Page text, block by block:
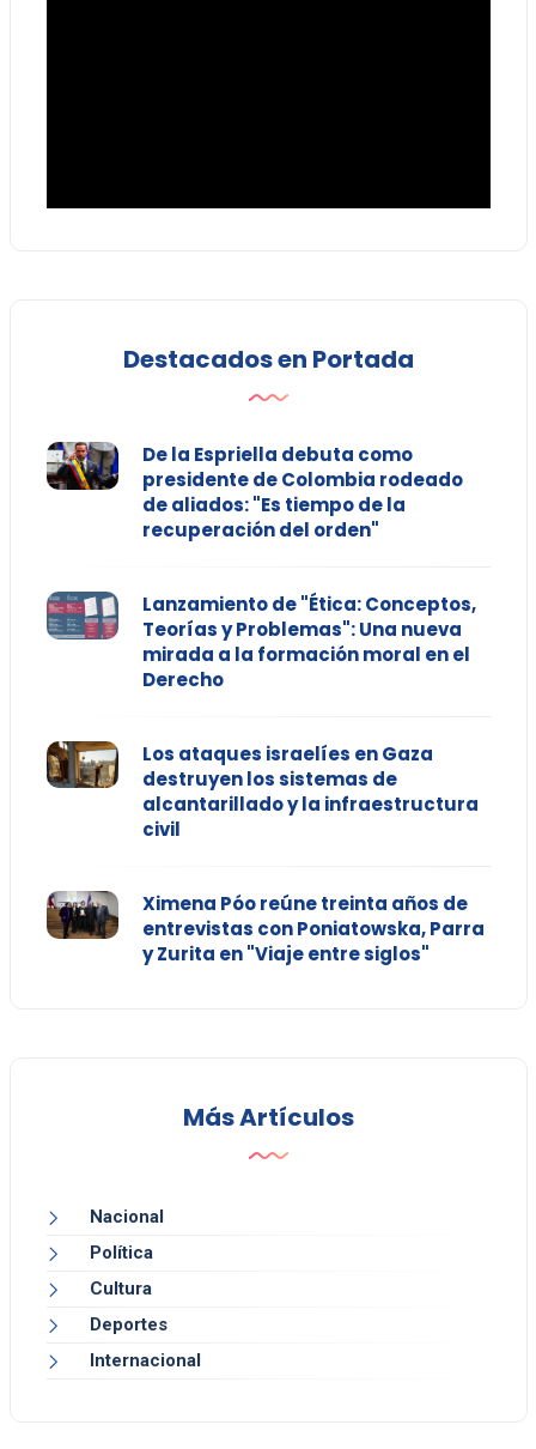
Destacados en Portada
De la Espriella debuta como
presidente de Colombia rodeado
de aliados: "Es tiempo de la
recuperación del orden"
Lanzamiento de "Ética: Conceptos,
Teorías y Problemas": Una nueva
mirada a la formación moral en el
Derecho
Los ataques israelíes en Gaza
destruyen los sistemas de
alcantarillado y la infraestructura
civil
Ximena Póo reúne treinta años de
entrevistas con Poniatowska, Parra
y Zurita en "Viaje entre siglos"
Más Artículos
Nacional
Política
Cultura
Deportes
Internacional